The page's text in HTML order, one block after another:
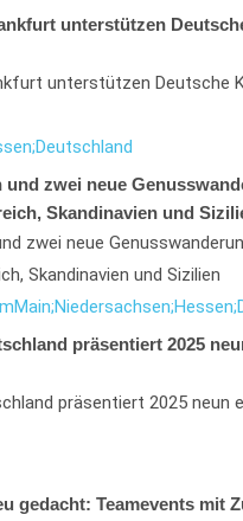
unterstützen
unterstützen Deutsche
Deutschland
und zwei neue
Skandinavien und
zwei neue
Skandinavien und Sizilien
Main;Niedersachsen;Hessen;
präsentiert 2025
präsentiert 2025 neun
gedacht: Teamevents mit